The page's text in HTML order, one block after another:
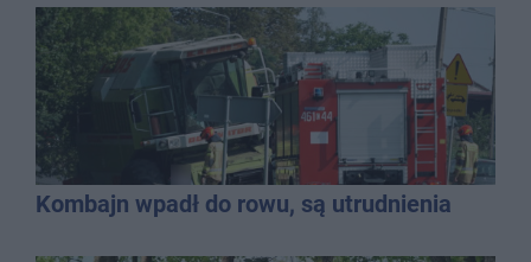
Kombajn wpadł do rowu, są utrudnienia